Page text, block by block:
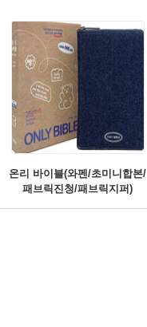
온리 바이블(와펜/초미니합본/
패브릭진청/패브릭지퍼)